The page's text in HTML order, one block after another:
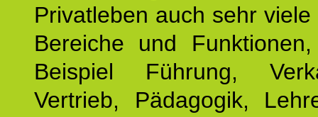
Privatleben auch sehr
Bereiche und
Beispiel Führung,
Vertrieb, Pädagogik,